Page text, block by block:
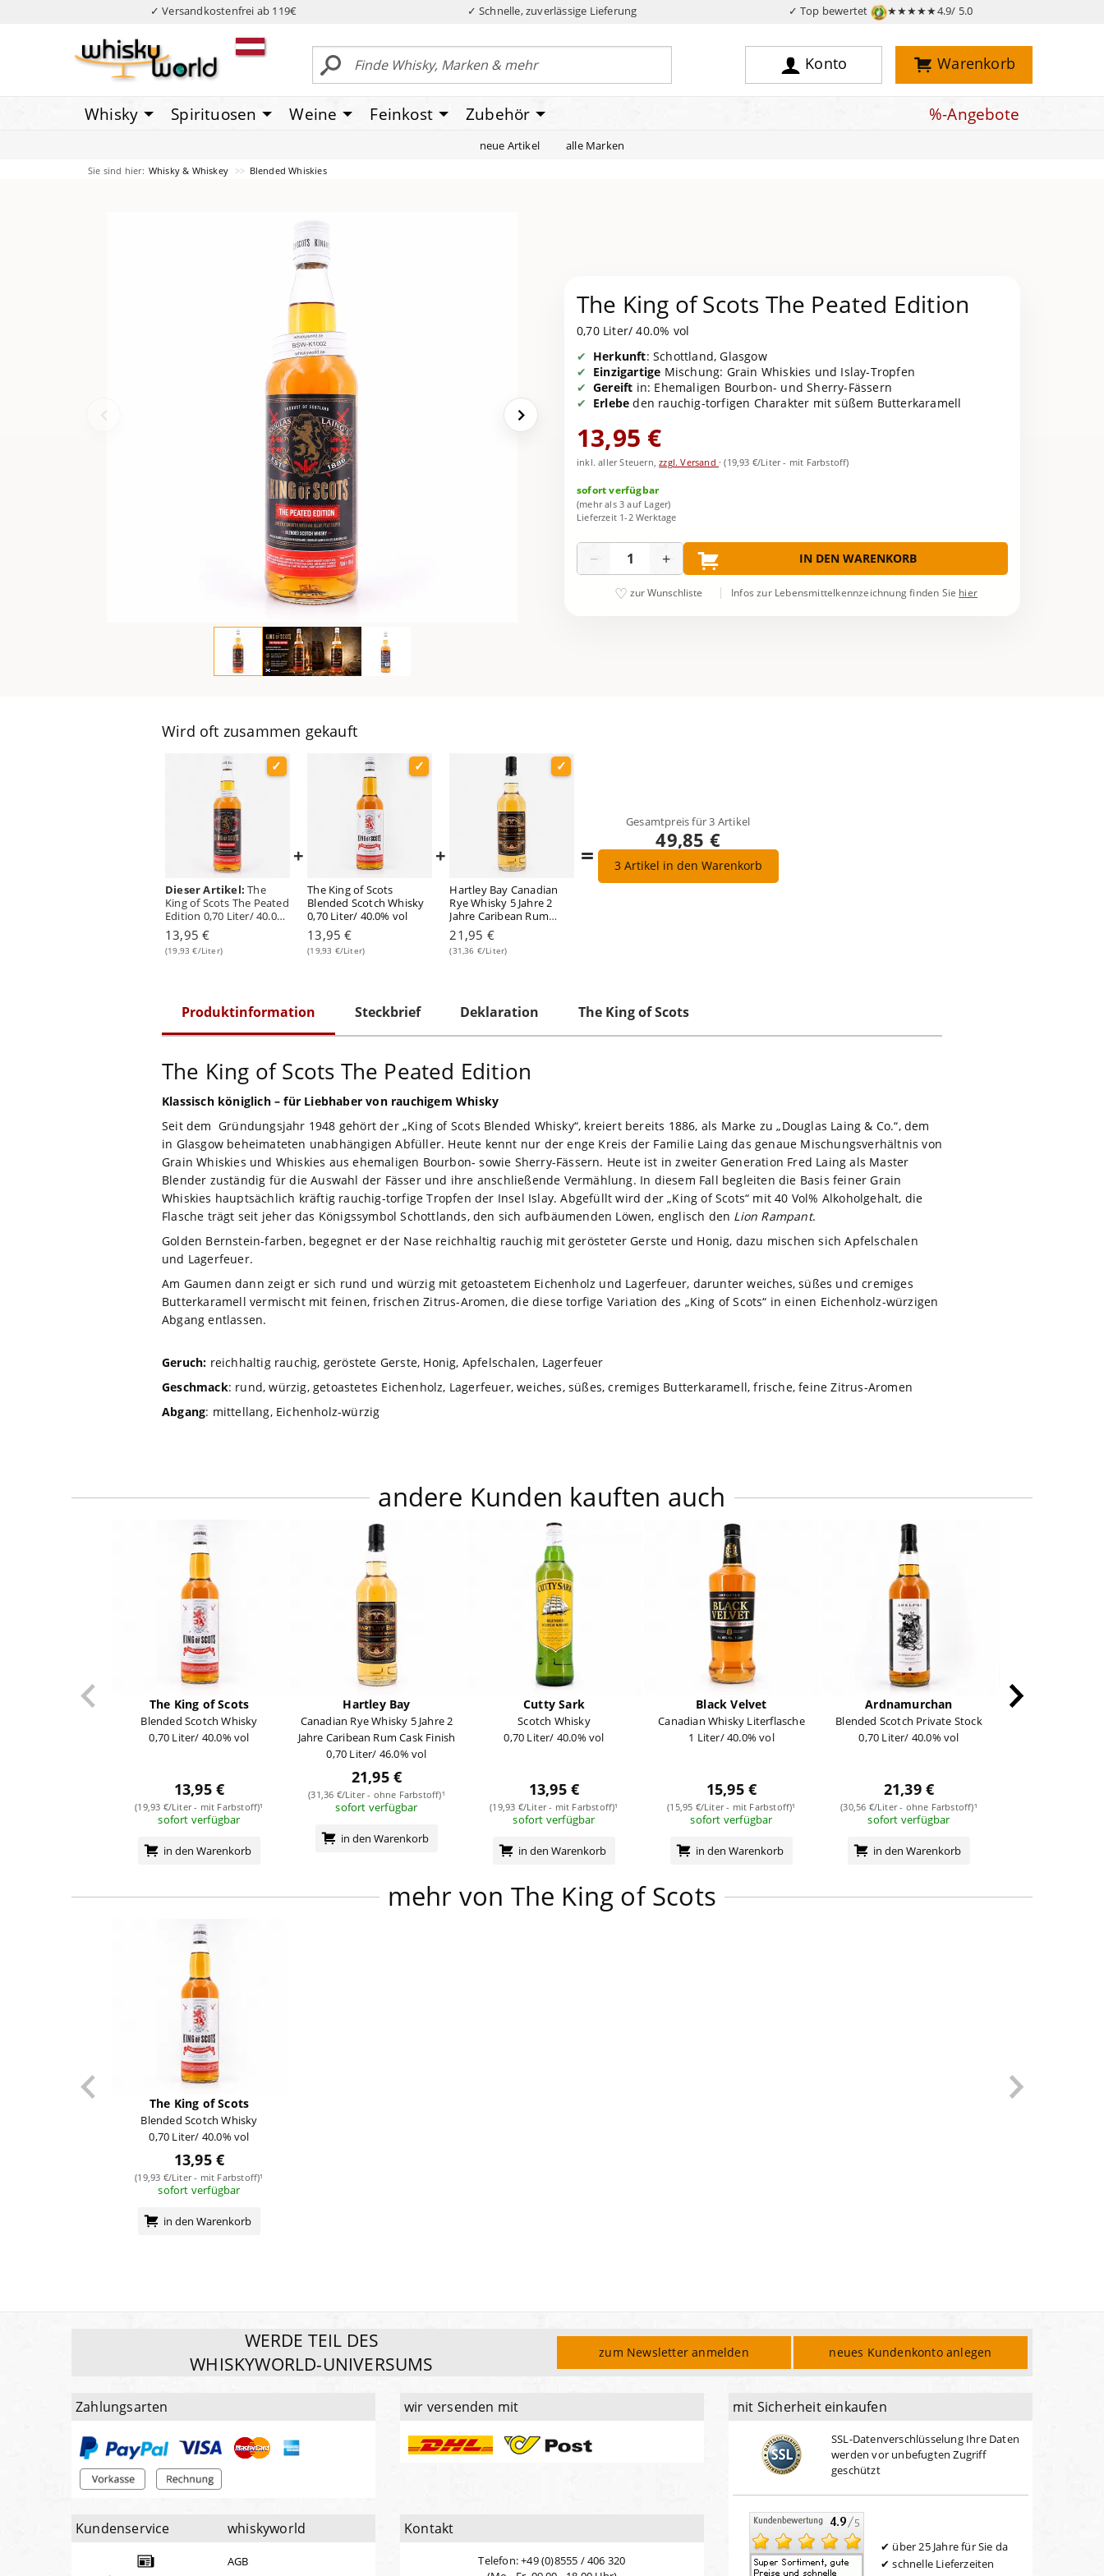
✓ Versandkostenfrei ab 119€ ✓ Schnelle, zuverlässige Lieferung ✓ Top bewertet ★★★★★4.9/ 5.0
Konto Warenkorb
Whisky Spirituosen Weine Feinkost Zubehör %-Angebote
neue Artikel alle Marken
Sie sind hier: Whisky & Whiskey Blended Whiskies
The King of Scots The Peated Edition
0,70 Liter/ 40.0% vol
Herkunft: Schottland, Glasgow
Einzigartige Mischung: Grain Whiskies und Islay-Tropfen
Gereift in: Ehemaligen Bourbon- und Sherry-Fässern
Erlebe den rauchig-torfigen Charakter mit süßem Butterkaramell
13,95 €
inkl. aller Steuern,zzgl. Versand ·(19,93 €/Liter - mit Farbstoff)
sofort verfügbar
(mehr als 3 auf Lager)
Lieferzeit 1-2 Werktage
− + IN DEN WARENKORB
zur Wunschliste Infos zur Lebensmittelkennzeichnung finden Sie hier
Wird oft zusammen gekauft
Dieser Artikel: The
King of Scots The Peated
Edition 0,70 Liter/ 40.0%
vol
13,95 €
(19,93 €/Liter)
+
The King of Scots
Blended Scotch Whisky
0,70 Liter/ 40.0% vol
13,95 €
(19,93 €/Liter)
+
Hartley Bay Canadian
Rye Whisky 5 Jahre 2
Jahre Caribean Rum
Cask Finish 0,70 Liter/
46.0% vol
21,95 €
(31,36 €/Liter)
=
Gesamtpreis für3 Artikel
49,85 €
3Artikel in den Warenkorb
Produktinformation Steckbrief Deklaration The King of Scots
The King of Scots The Peated Edition
Klassisch königlich – für Liebhaber von rauchigem Whisky
Seit dem Gründungsjahr 1948 gehört der „King of Scots Blended Whisky“, kreiert bereits 1886, als Marke zu „Douglas Laing & Co.“, dem
in Glasgow beheimateten unabhängigen Abfüller. Heute kennt nur der enge Kreis der Familie Laing das genaue Mischungsverhältnis von
Grain Whiskies und Whiskies aus ehemaligen Bourbon- sowie Sherry-Fässern. Heute ist in zweiter Generation Fred Laing als Master
Blender zuständig für die Auswahl der Fässer und ihre anschließende Vermählung. In diesem Fall begleiten die Basis feiner Grain
Whiskies hauptsächlich kräftig rauchig-torfige Tropfen der Insel Islay. Abgefüllt wird der „King of Scots“ mit 40 Vol% Alkoholgehalt, die
Flasche trägt seit jeher das Königssymbol Schottlands, den sich aufbäumenden Löwen, englisch den Lion Rampant.
Golden Bernstein-farben, begegnet er der Nase reichhaltig rauchig mit gerösteter Gerste und Honig, dazu mischen sich Apfelschalen
und Lagerfeuer.
Am Gaumen dann zeigt er sich rund und würzig mit getoastetem Eichenholz und Lagerfeuer, darunter weiches, süßes und cremiges
Butterkaramell vermischt mit feinen, frischen Zitrus-Aromen, die diese torfige Variation des „King of Scots“ in einen Eichenholz-würzigen
Abgang entlassen.
Geruch: reichhaltig rauchig, geröstete Gerste, Honig, Apfelschalen, Lagerfeuer
Geschmack: rund, würzig, getoastetes Eichenholz, Lagerfeuer, weiches, süßes, cremiges Butterkaramell, frische, feine Zitrus-Aromen
Abgang: mittellang, Eichenholz-würzig
andere Kunden kauften auch
The King of Scots
Blended Scotch Whisky
0,70 Liter/ 40.0% vol
13,95 €
(19,93 €/Liter - mit Farbstoff)¹
sofort verfügbar
in den Warenkorb
Hartley Bay
Canadian Rye Whisky 5 Jahre 2
Jahre Caribean Rum Cask Finish
0,70 Liter/ 46.0% vol
21,95 €
(31,36 €/Liter - ohne Farbstoff)¹
sofort verfügbar
in den Warenkorb
Cutty Sark
Scotch Whisky
0,70 Liter/ 40.0% vol
13,95 €
(19,93 €/Liter - mit Farbstoff)¹
sofort verfügbar
in den Warenkorb
Black Velvet
Canadian Whisky Literflasche
1 Liter/ 40.0% vol
15,95 €
(15,95 €/Liter - mit Farbstoff)¹
sofort verfügbar
in den Warenkorb
Ardnamurchan
Blended Scotch Private Stock
0,70 Liter/ 40.0% vol
21,39 €
(30,56 €/Liter - ohne Farbstoff)¹
sofort verfügbar
in den Warenkorb
mehr von The King of Scots
The King of Scots
Blended Scotch Whisky
0,70 Liter/ 40.0% vol
13,95 €
(19,93 €/Liter - mit Farbstoff)¹
sofort verfügbar
in den Warenkorb
WERDE TEIL DES
WHISKYWORLD-UNIVERSUMS
zum Newsletter anmelden neues Kundenkonto anlegen
Zahlungsarten wir versenden mit
Kundenservice whiskyworld
AGB
Kontakt
Telefon: +49 (0)8555 / 406 320
mit Sicherheit einkaufen
SSL-Datenverschlüsselung Ihre Daten
werden vor unbefugten Zugriff
geschützt
über 25 Jahre für Sie da
schnelle Lieferzeiten